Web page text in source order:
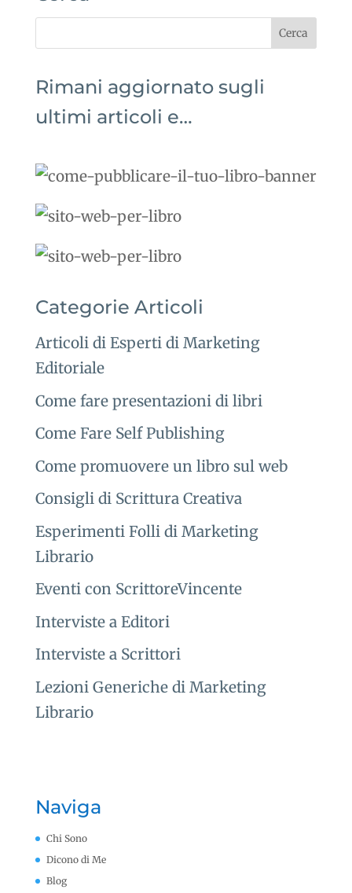
Rimani aggiornato sugli
ultimi articoli e…
Categorie Articoli
Articoli di Esperti di Marketing
Editoriale
Come fare presentazioni di libri
Come Fare Self Publishing
Come promuovere un libro sul web
Consigli di Scrittura Creativa
Esperimenti Folli di Marketing
Librario
Eventi con ScrittoreVincente
Interviste a Editori
Interviste a Scrittori
Lezioni Generiche di Marketing
Librario
Naviga
Chi Sono
Dicono di Me
Blog